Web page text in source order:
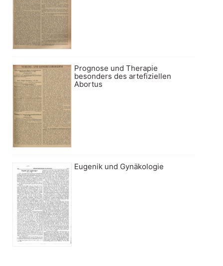
Prognose und Therapie
besonders des artefiziellen
Abortus
Eugenik und Gynäkologie